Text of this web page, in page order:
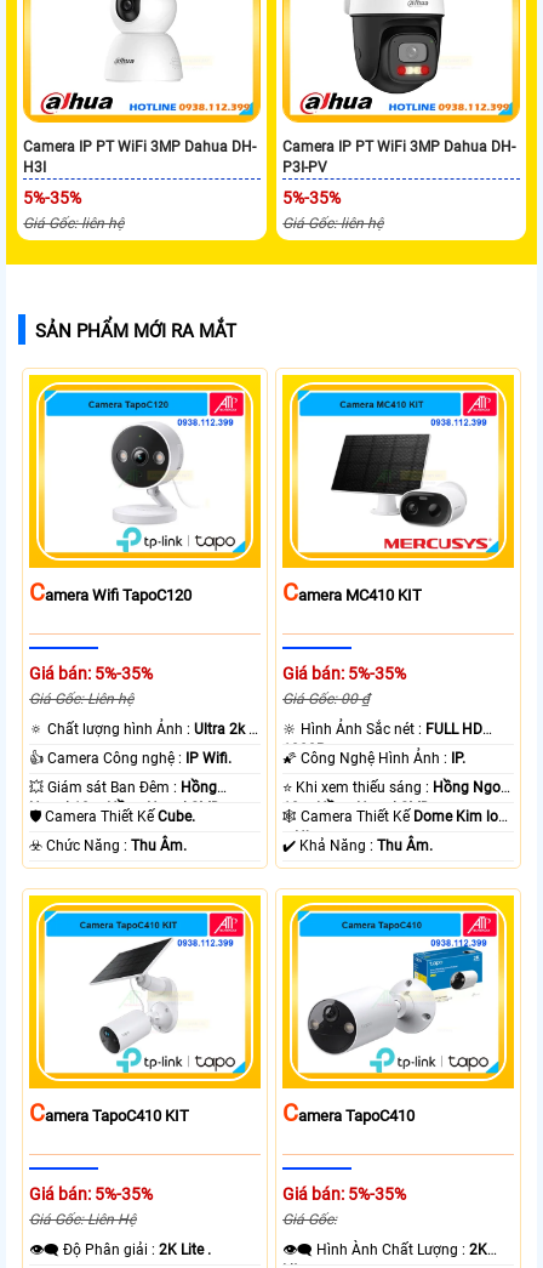
Camera IP PT WiFi 3MP Dahua DH-
H3I
5%-35%
Giá Gốc: liên hệ
Camera IP PT WiFi 3MP Dahua DH-
P3I-PV
5%-35%
Giá Gốc: liên hệ
SẢN PHẨM MỚI RA MẮT
CAmera Wifi TapoC120
Giá bán: 5%-35%
Giá Gốc: Liên hệ
🔅 Chất lượng hình Ảnh :Ultra 2k +
.
👍 Camera Công nghệ : IP Wifi.
💥 Giám sát Ban Đêm : Hồng
Ngoại 10m Hồng Ngoại SMD.
🛡 Camera Thiết KếCube.
️☣️ Chức Năng :Thu Âm.
CAmera MC410 KIT
Giá bán: 5%-35%
Giá Gốc: 00 ₫
🔆 Hình Ảnh Sắc nét : FULL HD
1080P .
🌠 Công Nghệ Hình Ảnh : IP.
⭐ Khi xem thiếu sáng : Hồng Ngoại
10m Hồng Ngoại SMD.
🕸️ Camera Thiết Kế Dome Kim loại
+ Nhựa.
️✔️ Khả Năng :Thu Âm.
CAmera TapoC410 KIT
Giá bán: 5%-35%
Giá Gốc: Liên Hệ
👁️‍🗨 Độ Phân giải :2K Lite .
CAmera TapoC410
Giá bán: 5%-35%
Giá Gốc:
👁️‍🗨 Hình Ành Chất Lượng :2K